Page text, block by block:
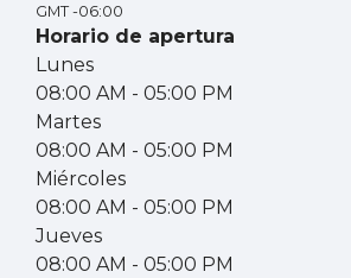
GMT -06:00
Horario de apertura
Lunes
08:00 AM - 05:00 PM
Martes
08:00 AM - 05:00 PM
Miércoles
08:00 AM - 05:00 PM
Jueves
08:00 AM - 05:00 PM